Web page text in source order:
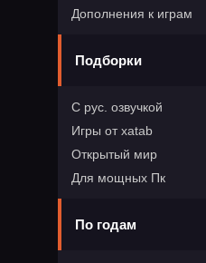
Дополнения к играм
Подборки
С рус. озвучкой
Игры от xatab
Открытый мир
Для мощных Пк
По годам